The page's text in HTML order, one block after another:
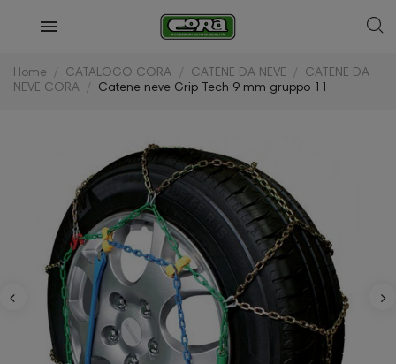
Home CATALOGO CORA CATENE DA NEVE
CATENE DA
NEVE CORA
Catene neve Grip Tech 9 mm gruppo 11